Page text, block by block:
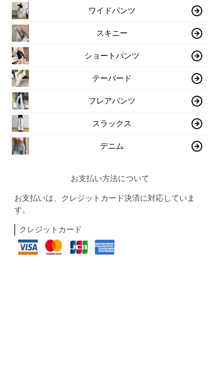
ワイドパンツ
スキニー
ショートパンツ
テーパード
フレアパンツ
スラックス
デニム
お支払い方法について
お支払いは、クレジットカード決済に対応していま
す。
クレジットカード